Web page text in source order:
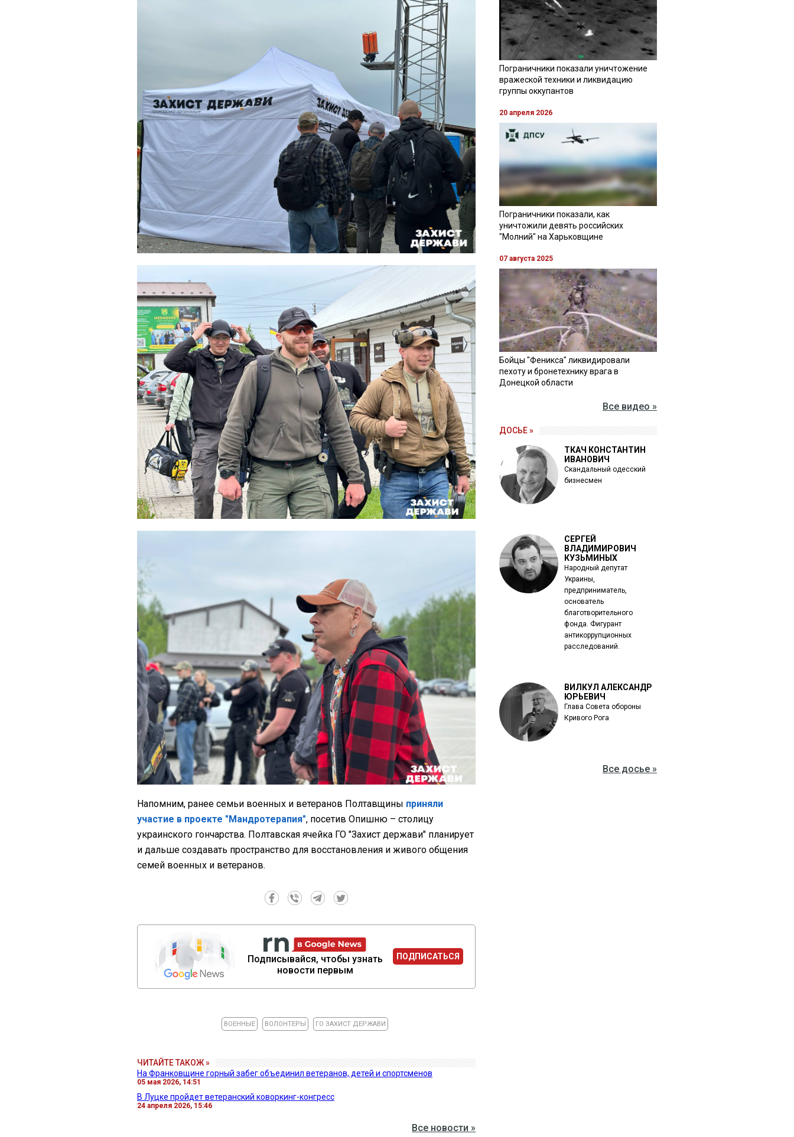
Напомним, ранее семьи военных и ветеранов Полтавщины приняли
участие в проекте "Мандротерапия", посетив Опишню – столицу
украинского гончарства. Полтавская ячейка ГО "Захист держави" планирует
и дальше создавать пространство для восстановления и живого общения
семей военных и ветеранов.
Подписывайся, чтобы узнать
новости первым
ПОДПИСАТЬСЯ
ВОЕННЫЕ ВОЛОНТЕРЫ ГО ЗАХИСТ ДЕРЖАВИ
ЧИТАЙТЕ ТАКОЖ »
На Франковщине горный забег объединил ветеранов, детей и спортсменов
05 мая 2026, 14:51
В Луцке пройдет ветеранский коворкинг-конгресс
24 апреля 2026, 15:46
Все новости »
Пограничники показали уничтожение
вражеской техники и ликвидацию
группы оккупантов
20 апреля 2026
Пограничники показали, как
уничтожили девять российских
"Молний" на Харьковщине
07 августа 2025
Бойцы "Феникса" ликвидировали
пехоту и бронетехнику врага в
Донецкой области
Все видео »
ДОСЬЕ »
ТКАЧ КОНСТАНТИН
ИВАНОВИЧ
Скандальный одесский
бизнесмен
СЕРГЕЙ
ВЛАДИМИРОВИЧ
КУЗЬМИНЫХ
Народный депутат
Украины,
предприниматель,
основатель
благотворительного
фонда. Фигурант
антикоррупционных
расследований.
ВИЛКУЛ АЛЕКСАНДР
ЮРЬЕВИЧ
Глава Совета обороны
Кривого Рога
Все досье »